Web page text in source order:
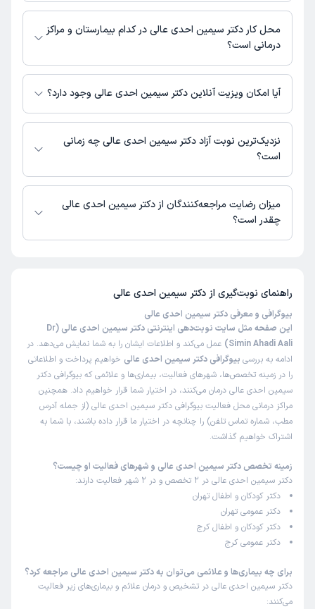
مطب شهرک اکباتان : 0214702
محل کار دکتر سیمین احدی عالی در کدام بیمارستان و مراکز
درمانی است؟
دکتر سیمین احدی عالی در مراکز زیر فعالیت دارد:
بیمارستان مریم کرج
آیا امکان ویزیت آنلاین دکتر سیمین احدی عالی وجود دارد؟
در حال حاضر اطلاعاتی درباره ارائه ویزیت آنلاین توسط دکتر سیمین احدی عالی
در دسترس نیست. برای دریافت اطلاعات دقیق‌تر، لطفاً با مطب تماس بگیرید.
نزدیک‌ترین نوبت آزاد دکتر سیمین احدی عالی چه زمانی
است؟
زمان نوبت‌دهی و پذیرش بیماران با هماهنگی مطب مشخص می‌شود.
میزان رضایت مراجعه‌کنندگان از دکتر سیمین احدی عالی
چقدر است؟
راهنمای نوبت‌گیری از دکتر سیمین احدی عالی
بیوگرافی و معرفی دکتر سیمین احدی عالی
این صفحه مثل سایت نوبت‌دهی اینترنتی دکتر سیمین احدی عالی (Dr
Simin Ahadi Aali)
عمل می‌کند و اطلاعات ایشان را به شما نمایش می‌دهد. در
ادامه به بررسی بیوگرافی دکتر سیمین احدی عالی خواهیم پرداخت و اطلاعاتی
را در زمینه تخصص‌ها، شهرهای فعالیت، بیماری‌ها و علائمی که بیوگرافی دکتر
سیمین احدی عالی درمان می‌کنند، در اختیار شما قرار خواهیم داد. همچنین
مراکز درمانی محل فعالیت بیوگرافی دکتر سیمین احدی عالی (از جمله آدرس
مطب، شماره تماس تلفن) را چنانچه در اختیار ما قرار داده باشند، با شما به
اشتراک خواهیم گذاشت.
زمینه تخصص دکتر سیمین احدی عالی و شهرهای فعالیت او چیست؟
دکتر سیمین احدی عالی در 2 تخصص و در 2 شهر فعالیت دارند:
دکتر کودکان و اطفال تهران
دکتر عمومی تهران
دکتر کودکان و اطفال کرج
دکتر عمومی کرج
برای چه بیماری‌ها و علائمی می‌توان به دکتر سیمین احدی عالی مراجعه کرد؟
دکتر سیمین احدی عالی در تشخیص و درمان علائم و بیماری‌های زیر فعالیت
می‌کنند: